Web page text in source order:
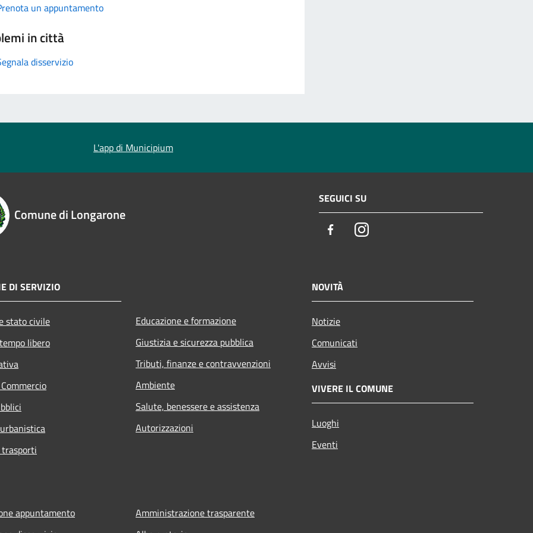
un appuntamento
in città
disservizio
L'app di Municipium
Comune di Longarone
SEGUICI SU
FacebookInstagram
DI SERVIZIO
stato civile
libero
Educazione e formazione
Giustizia e sicurezza pubblica
Tributi, finanze e contravvenzioni
Ambiente
Salute, benessere e assistenza
Autorizzazioni
NOVITÀ
Notizie
Comunicati
Avvisi
VIVERE IL COMUNE
Luoghi
Eventi
appuntamento
Amministrazione trasparente